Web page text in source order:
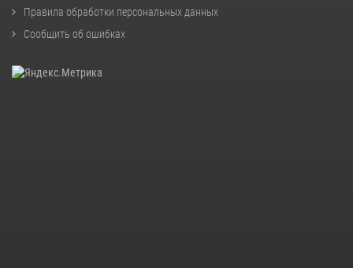
Правила обработки персональных данных
Сообщить об ошибках